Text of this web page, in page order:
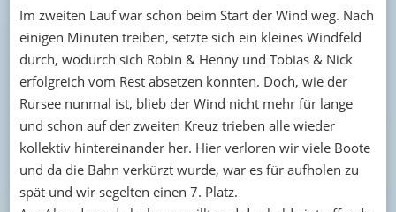
Im zweiten Lauf war schon beim Start der Wind weg. Nach
einigen Minuten treiben, setzte sich ein kleines Windfeld
durch, wodurch sich Robin & Henny und Tobias & Nick
erfolgreich vom Rest absetzen konnten. Doch, wie der
Rursee nunmal ist, blieb der Wind nicht mehr für lange
und schon auf der zweiten Kreuz trieben alle wieder
kollektiv hintereinander her. Hier verloren wir viele Boote
und da die Bahn verkürzt wurde, war es für aufholen zu
spät und wir segelten einen 7. Platz.